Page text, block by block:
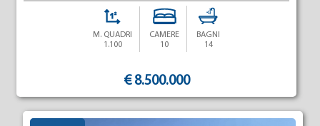
M. QUADRI
1.100
CAMERE
10
BAGNI
14
€ 8.500.000